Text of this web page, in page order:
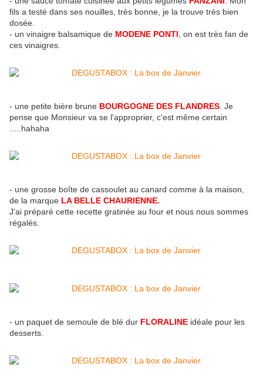
fils a testé dans ses nouilles, très bonne, je la trouve très bien
dosée.
- un vinaigre balsamique de MODENE PONTI , on est très fan de
ces vinaigres.
- une petite bière brune BOURGOGNE DES FLANDRES . Je
pense que Monsieur va se l'approprier, c'est même certain
.....hahaha
- une grosse boîte de cassoulet au canard comme à la maison,
de la marque LA BELLE CHAURIENNE.
J'ai préparé cette recette gratinée au four et nous nous sommes
régalés.
- un paquet de semoule de blé dur FLORALINE idéale pour les
desserts.